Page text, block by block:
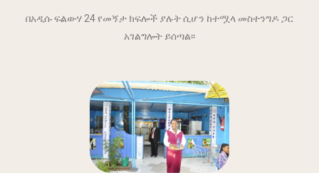
በአዲሱ ፍልውሃ 24 የመኝታ ክፍሎች ያሉት ሲሆን ከተሟላ መስተንግዶ ጋር
አገልግሎት ይሰጣል፡፡